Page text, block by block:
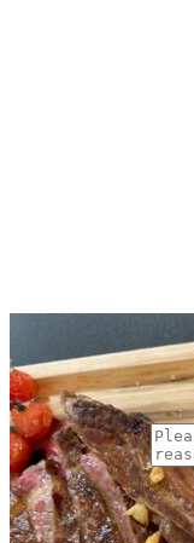
Why Are You Reposrting this Listing?
Report Now!